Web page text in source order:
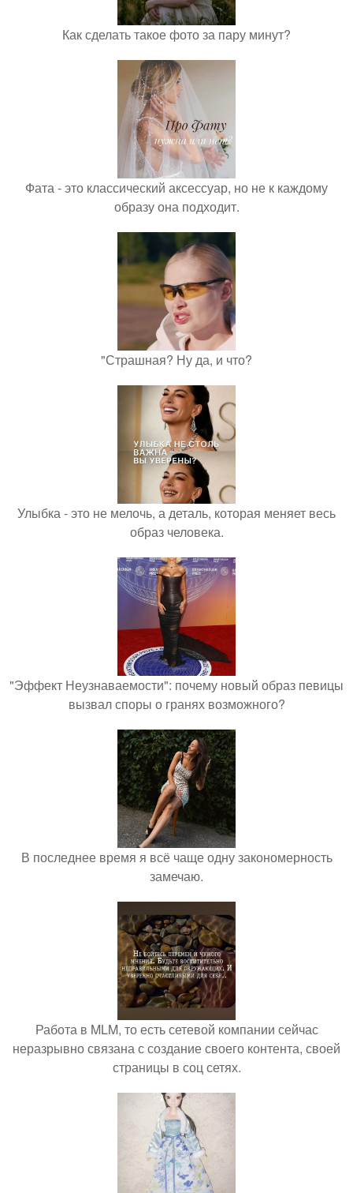
Как сделать такое фото за пару минут?
Фата - это классический аксессуар, но не к каждому
образу она подходит.
"Страшная? Ну да, и что?
Улыбка - это не мелочь, а деталь, которая меняет весь
образ человека.
"Эффект Неузнаваемости": почему новый образ певицы
вызвал споры о гранях возможного?
В последнее время я всё чаще одну закономерность
замечаю.
Работа в MLM, то есть сетевой компании сейчас
неразрывно связана с создание своего контента, своей
страницы в соц сетях.